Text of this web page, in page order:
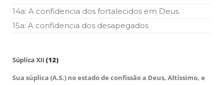
14a: A confidencia dos fortalecidos em Deus
15a: A confidencia dos desapegados
Súplica XII (12)
Sua súplica (A.S.) no estado de confissão a Deus, Altíssimo, e